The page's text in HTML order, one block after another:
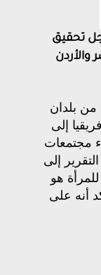
تحقيق
والأردن
من بلدان
إلى
مجتمعات
إلى
هو
أنه على